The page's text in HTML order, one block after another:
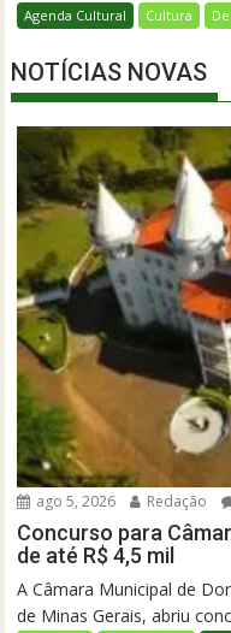
Agenda Cultural Cultura
NOTÍCIAS NOVAS
ago 5, 2026 Redação
Concurso para
de até R$ 4,5 mil
A Câmara Municipal de
de Minas Gerais, abriu